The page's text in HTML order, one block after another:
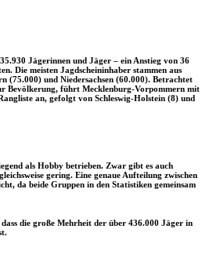
Jägerinnen und Jäger – ein Anstieg von 36
Die meisten Jagdscheininhaber stammen aus
(75.000) und Niedersachsen (60.000). Betrachtet
Bevölkerung, führt Mecklenburg-Vorpommern mit
an, gefolgt von Schleswig-Holstein (8) und
als Hobby betrieben. Zwar gibt es auch
gering. Eine genaue Aufteilung zwischen
da beide Gruppen in den Statistiken gemeinsam
die große Mehrheit der über 436.000 Jäger in